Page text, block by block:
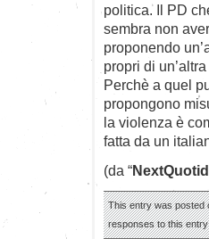
politica. Il PD
sembra non
proponendo
propri di
Perchè a quel
propongono
la violenza è
fatta da un
(da “
This entry was posted
responses to this